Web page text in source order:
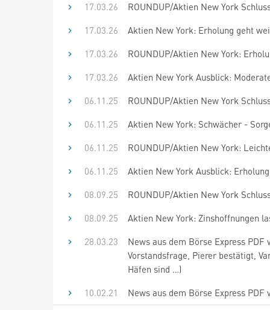
17.03.26
ROUNDUP/Aktien New York
17.03.26
Aktien New York: Erholung geht
17.03.26
ROUNDUP/Aktien New York:
17.03.26
Aktien New York Ausblick:
06.11.25
ROUNDUP/Aktien New York
06.11.25
Aktien New York: Schwächer -
06.11.25
ROUNDUP/Aktien New York:
06.11.25
Aktien New York Ausblick:
08.09.25
ROUNDUP/Aktien New York
08.09.25
Aktien New York: Zinshoffnungen
28.03.23
News aus dem Börse Express
Vorstandsfrage, Pierer bestätigt,
Häfen sind …)
10.02.21
News aus dem Börse Express PDF